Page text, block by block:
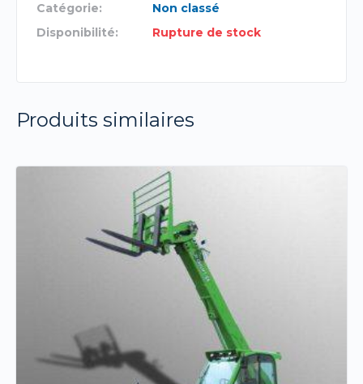
Catégorie:
Non classé
Disponibilité:
Rupture de stock
Produits similaires